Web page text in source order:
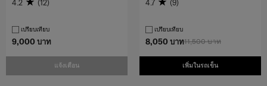
9,000 บาท
แจ้งเตือน
4.2 (12)
เปรียบเทียบ
11,500 บาท
8,050 บาท
เพิ่มในรถเข็น
4.7 (9)
เปรียบเทียบ